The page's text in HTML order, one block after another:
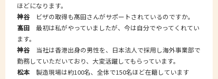
ほどになります。
神谷 ビザの取得も髙田さんがサポートされているのですか。
髙田 最初は私がやっていましたが、今は自分でやってくれてい
ます。
神谷 当社は香港出身の男性を、日本法人で採用し海外事業部で
勤務していただいており、大変活躍してもらっています。
松本 製造現場は約100名、全体で150名ほど在籍しています